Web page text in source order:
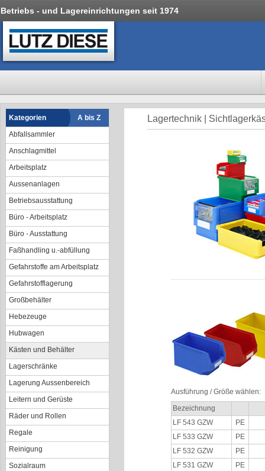
Betriebs - und Lagereinrichtungen seit 1974
Kategorien
A bis Z
Abfallsammler
Anschlagmittel
Arbeitsplatz
Aussenanlagen
Betriebsausstattung
Büro - Arbeitsplatz
Büro - Ausstattung
Faßhandling u.-abfüllung
Gefahrstoffe am Arbeitsplatz
Gefahrstofflagerung
Großbehälter
Hebezeuge
Hubwagen
Kästen und Behälter
Lagerschränke
Lagerung Aussenbereich
Leitern und Gerüste
Räder und Rollen
Regale
Reinigung
Sozialraum
Lagertechnik |
Ausführung / Größe wählen:
Bezeichnung
LF 543 GZW
PE
LF 533 GZW
PE
LF 532 GZW
PE
LF 531 GZW
PE